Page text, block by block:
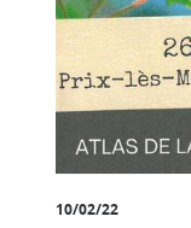
10/02/22